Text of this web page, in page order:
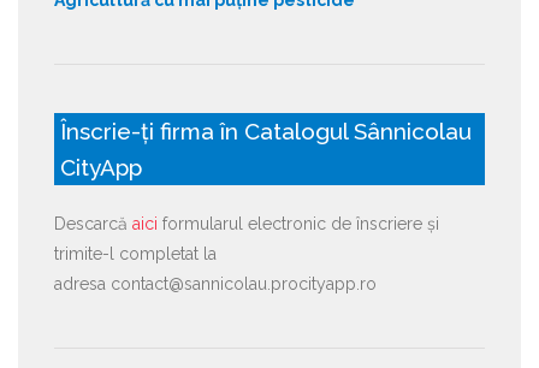
Înscrie-ți firma în Catalogul Sânnicolau
CityApp
Descarcă aici formularul electronic de înscriere și
trimite-l completat la
adresa contact@sannicolau.procityapp.ro